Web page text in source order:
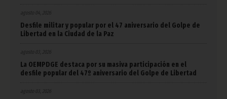
agosto 04, 2026
Desfile militar y popular por el 47 aniversario del Golpe de
Libertad en la Ciudad de la Paz
La OEMPDGE destaca por su masiva participación en el
desfile popular del 47º aniversario del Golpe de Libertad